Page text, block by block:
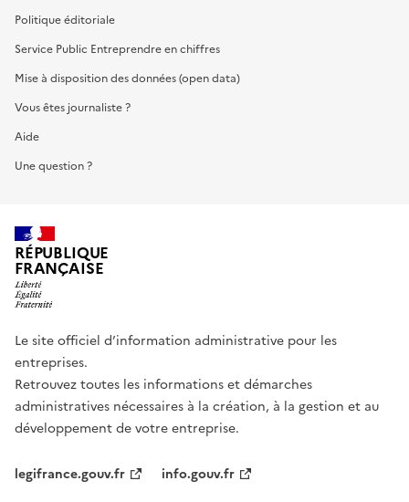
Politique éditoriale
Service Public Entreprendre en chiffres
Mise à disposition des données (open data)
Vous êtes journaliste ?
Aide
Une question ?
RÉPUBLIQUE
FRANÇAISE
Le site officiel d’information administrative pour les
entreprises.
Retrouvez toutes les informations et démarches
administratives nécessaires à la création, à la gestion et au
développement de votre entreprise.
legifrance.gouv.fr
info.gouv.fr